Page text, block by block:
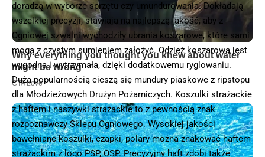
doradzą w wyborze sprzętu czy umundurowania. Dokładają
wszelkiej precyzji, stawiają na najlepszą jakość, aby z
Ogniowej szwalni wychodziły ubrania koszarowe, które sami
mogą z czystym sumieniem założyć. Odzież koszarowa jest
wygodna i wytrzymała, dzięki dodatkowemu ryglowaniu.
Dużą popularnością cieszą się mundury piaskowe z ripstopu
dla Młodzieżowych Drużyn Pożarniczych. Koszulki strażackie
z haftem i naszywki strażackie to z pewnością znak
rozpoznawczy Sklepu Ogniowego. Wysokiej jakości
bawełniane koszulki, czapki, polary można znakować haftem
strażackim z logo PSP, OSP. Precyzyjny haft zdobi także